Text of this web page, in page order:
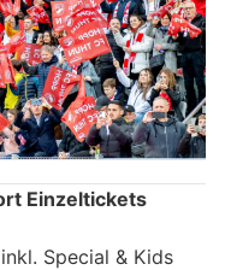
Einzeltickets
Special & Kids